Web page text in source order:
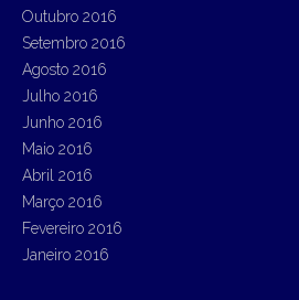
Outubro 2016
Setembro 2016
Agosto 2016
Julho 2016
Junho 2016
Maio 2016
Abril 2016
Março 2016
Fevereiro 2016
Janeiro 2016